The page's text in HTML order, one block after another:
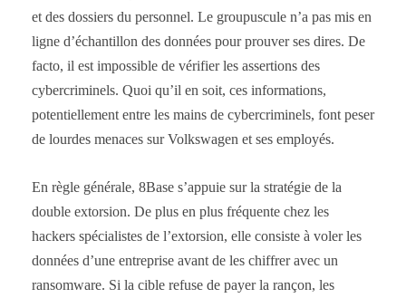
et des dossiers du personnel. Le groupuscule n’a pas mis en
ligne d’échantillon des données pour prouver ses dires. De
facto, il est impossible de vérifier les assertions des
cybercriminels. Quoi qu’il en soit, ces informations,
potentiellement entre les mains de cybercriminels, font peser
de lourdes menaces sur Volkswagen et ses employés.
En règle générale, 8Base s’appuie sur la stratégie de la
double extorsion. De plus en plus fréquente chez les
hackers spécialistes de l’extorsion, elle consiste à voler les
données d’une entreprise avant de les chiffrer avec un
ransomware. Si la cible refuse de payer la rançon, les